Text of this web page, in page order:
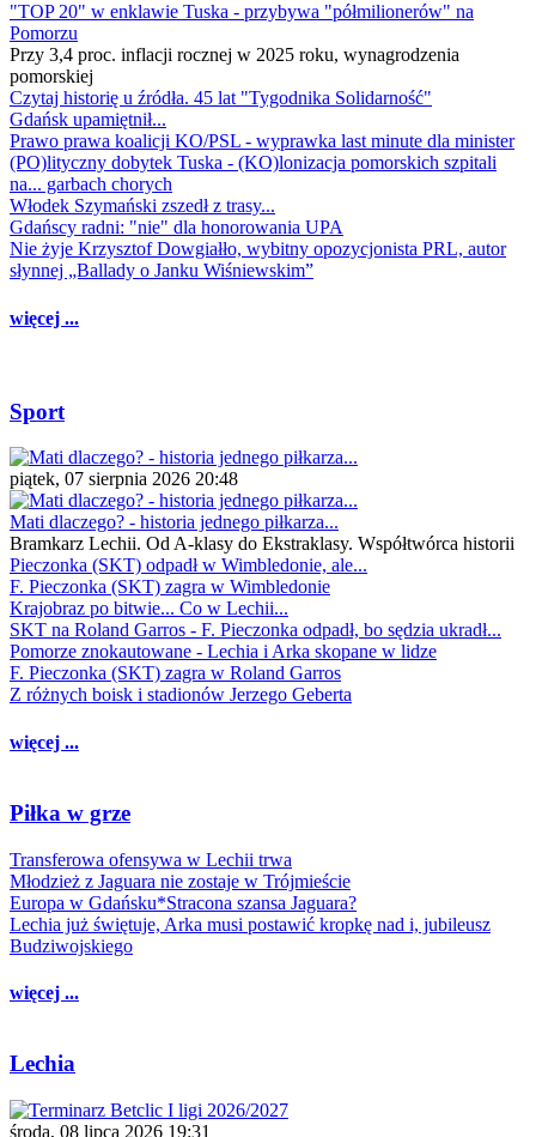
"TOP 20" w enklawie Tuska - przybywa "półmilionerów" na
Pomorzu
Przy 3,4 proc. inflacji rocznej w 2025 roku, wynagrodzenia
pomorskiej
Czytaj historię u źródła. 45 lat "Tygodnika Solidarność"
Gdańsk upamiętnił...
Prawo prawa koalicji KO/PSL - wyprawka last minute dla minister
(PO)lityczny dobytek Tuska - (KO)lonizacja pomorskich szpitali
na... garbach chorych
Włodek Szymański zszedł z trasy...
Gdańscy radni: "nie" dla honorowania UPA
Nie żyje Krzysztof Dowgiałło, wybitny opozycjonista PRL, autor
słynnej „Ballady o Janku Wiśniewskim”
więcej ...
Sport
piątek, 07 sierpnia 2026 20:48
Mati dlaczego? - historia jednego piłkarza...
Bramkarz Lechii. Od A-klasy do Ekstraklasy. Współtwórca historii
Pieczonka (SKT) odpadł w Wimbledonie, ale...
F. Pieczonka (SKT) zagra w Wimbledonie
Krajobraz po bitwie... Co w Lechii...
SKT na Roland Garros - F. Pieczonka odpadł, bo sędzia ukradł...
Pomorze znokautowane - Lechia i Arka skopane w lidze
F. Pieczonka (SKT) zagra w Roland Garros
Z różnych boisk i stadionów Jerzego Geberta
więcej ...
Piłka w grze
Transferowa ofensywa w Lechii trwa
Młodzież z Jaguara nie zostaje w Trójmieście
Europa w Gdańsku*Stracona szansa Jaguara?
Lechia już świętuje, Arka musi postawić kropkę nad i, jubileusz
Budziwojskiego
więcej ...
Lechia
środa, 08 lipca 2026 19:31